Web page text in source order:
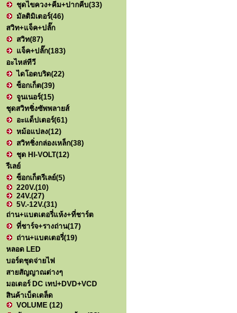
ชุดไขควง+คีม+ปากคีบ(33)
มัลติมิเตอร์(46)
สวิท+แจ็ค+ปลั๊ก
สวิท(87)
แจ็ค+ปลั๊ก(183)
อะไหล่ทีวี
ไดโอดบริด(22)
ซ็อกเก็ต(39)
จูนเนอร์(15)
ชุดสวิทชิ่งซัพพลายส์
อะแด็ปเตอร์(61)
หม้อแปลง(12)
สวิทชิ่งกล่องเหล็ก(38)
ชุด HI-VOLT(12)
รีเลย์
ซ็อกเก็ตรีเลย์(5)
220V.(10)
24V.(27)
5V.-12V.(31)
ถ่าน+แบตเตอรี่แห้ง+ที่ชาร์ต
ที่ชาร์จ+รางถ่าน(17)
ถ่าน+แบตเตอรี่(19)
หลอด LED
บอร์ดชุดจ่ายไฟ
สายสัญญาณต่างๆ
มอเตอร์ DC เทป+DVD+VCD
สินค้าเบ็ดเตล็ด
VOLUME (12)